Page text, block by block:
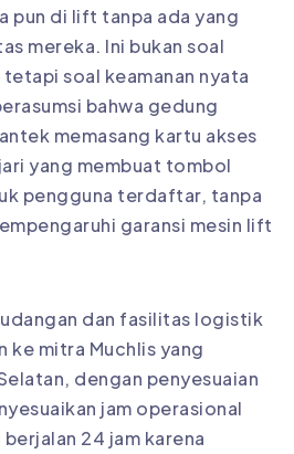
pun di lift tanpa ada yang
mereka. Ini bukan soal
soal keamanan nyata
bahwa gedung
memasang kartu akses
yang membuat tombol
pengguna terdaftar, tanpa
garansi mesin lift
dan fasilitas logistik
ke mitra Muchlis yang
dengan penyesuaian
jam operasional
24 jam karena